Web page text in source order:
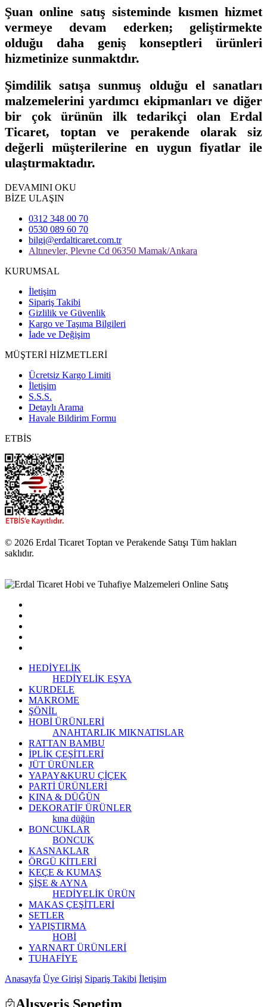
Şuan online satış sisteminde kısmen hizmet
vermeye devam ederken; geliştirmekte
olduğu daha geniş konseptleri ürünleri
hizmetinize sunmaktdır.
Şimdilik satışa sunmuş olduğu el sanatları
malzemelerini yardımcı ekipmanları ve diğer
bir çok ürünün ilk tedarikçi olan Erdal
Ticaret, toptan ve perakende olarak siz
değerli müşterilerine en uygun fiyatlar ile
ulaştırmaktadır.
DEVAMINI OKU
BİZE ULAŞIN
0312 348 00 70
0530 089 60 70
bilgi@erdalticaret.com.tr
Altınevler, Plevne Cd 06350 Mamak/Ankara
KURUMSAL
İletişim
Sipariş Takibi
Gizlilik ve Güvenlik
Kargo ve Taşıma Bilgileri
İade ve Değişim
MÜŞTERİ HİZMETLERİ
Ücretsiz Kargo Limiti
İletişim
S.S.S.
Detaylı Arama
Havale Bildirim Formu
ETBİS
© 2026 Erdal Ticaret Toptan ve Perakende Satışı Tüm hakları
saklıdır.
HEDİYELİK
HEDİYELİK EŞYA
KURDELE
MAKROME
ŞÖNİL
HOBİ ÜRÜNLERİ
ANAHTARLIK MIKNATISLAR
RATTAN BAMBU
İPLİK ÇEŞİTLERİ
JÜT ÜRÜNLER
YAPAY&KURU ÇİÇEK
PARTİ ÜRÜNLERİ
KINA & DÜĞÜN
DEKORATİF ÜRÜNLER
kına düğün
BONCUKLAR
BONCUK
KASNAKLAR
ÖRGÜ KİTLERİ
KEÇE & KUMAŞ
ŞİŞE & AYNA
HEDİYELİK ÜRÜN
MAKAS ÇEŞİTLERİ
SETLER
YAPIŞTIRMA
HOBİ
YARNART ÜRÜNLERİ
TUHAFİYE
Anasayfa Üye Girişi Sipariş Takibi İletişim
Alışveriş Sepetim